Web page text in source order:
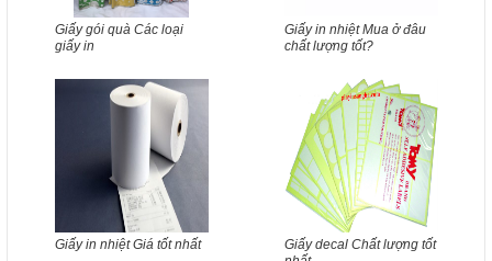
Giấy gói quà Các loại
giấy in
Giấy in nhiệt Mua ở đâu
chất lượng tốt?
Giấy in nhiệt Giá tốt nhất
Giấy decal Chất lượng tốt